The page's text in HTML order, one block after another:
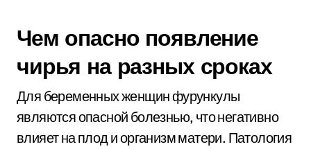
Чем опасно появление
чирья на разных сроках
Для беременных женщин фурункулы
являются опасной болезнью, что негативно
влияет на плод и организм матери. Патология